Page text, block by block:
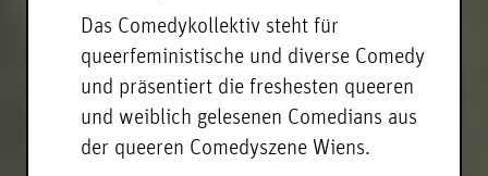
Das Comedykollektiv steht für
queerfeministische und diverse Comedy
und präsentiert die freshesten queeren
und weiblich gelesenen Comedians aus
der queeren Comedyszene Wiens.